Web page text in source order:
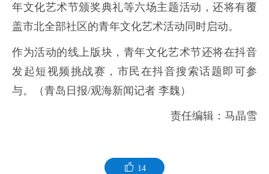
年文化艺术节颁奖典礼等六场主题活动，还将有覆
盖市北全部社区的青年文化艺术活动同时启动。
作为活动的线上版块，青年文化艺术节还将在抖音
发起短视频挑战赛，市民在抖音搜索话题即可参
与。（青岛日报/观海新闻记者 李魏）
责任编辑：马晶雪
14